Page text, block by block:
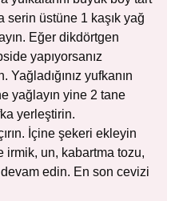
serin üstüne 1 kaşık yağ
Eğer dikdörtgen
yapıyorsanız
yufkanın
yağlayın yine 2 tane
yerleştirin.
İçine şekeri ekleyin
irmik, un, kabartma tozu,
edin. En son cevizi